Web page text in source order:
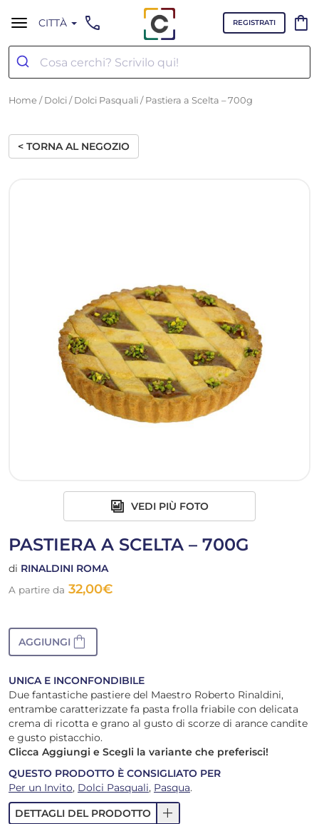
CITTÀ call REGISTRATI shopping_bag
Home / Dolci / Dolci Pasquali / Pastiera a Scelta – 700g
< TORNA AL NEGOZIO
VEDI PIÙ FOTO
PASTIERA A SCELTA – 700G
di RINALDINI ROMA
A partire da 32,00€
AGGIUNGI shopping_bag
UNICA E INCONFONDIBILE
Due fantastiche pastiere del Maestro Roberto Rinaldini,
entrambe caratterizzate fa pasta frolla friabile con delicata
crema di ricotta e grano al gusto di scorze di arance candite
e gusto pistacchio.
Clicca Aggiungi e Scegli la variante che preferisci!
QUESTO PRODOTTO È CONSIGLIATO PER
Per un Invito, Dolci Pasquali, Pasqua.
DETTAGLI DEL PRODOTTO
add